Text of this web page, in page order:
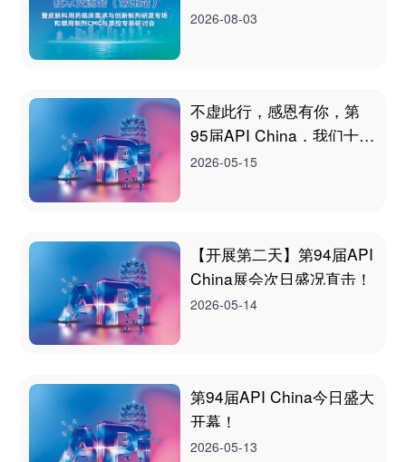
里！
2026-08-03
不虚此行，感恩有你，第
95届API China，我们十一
月武汉见！
2026-05-15
【开展第二天】第94届API
China展会次日盛况直击！
2026-05-14
第94届API China今日盛大
开幕！
2026-05-13